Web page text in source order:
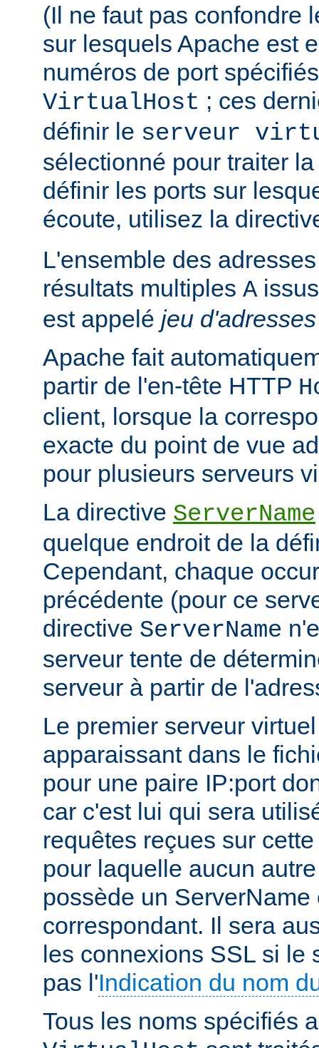
(Il ne faut pas confondre
sur lesquels Apache est
numéros de port
VirtualHost ; ces
définir le serveur
sélectionné pour traiter
définir les ports sur
écoute, utilisez la
L'ensemble des
résultats multiples A
est appelé jeu d'adresses
Apache fait
partir de l'en-tête HTTP
client, lorsque la
exacte du point de vue
pour plusieurs serveurs
La directive ServerName
quelque endroit de la
Cependant, chaque
précédente (pour ce
directive ServerName
serveur tente de
serveur à partir de
Le premier serveur
apparaissant dans le
pour une paire IP:port
car c'est lui qui sera
requêtes reçues sur
pour laquelle aucun
possède un
correspondant. Il sera
les connexions SSL si le
pas l'Indication du nom
Tous les noms spécifiés